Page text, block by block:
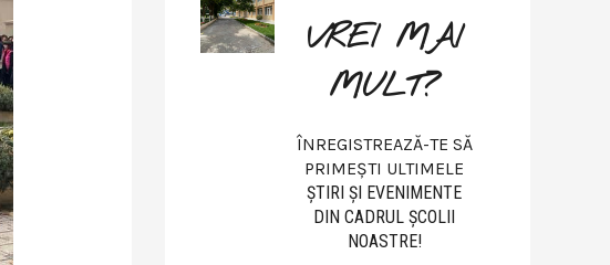
VREI MAI
MULT?
ÎNREGISTREAZĂ-TE SĂ
PRIMEȘTI ULTIMELE
ŞTIRI ŞI EVENIMENTE
DIN CADRUL ŞCOLII
NOASTRE!